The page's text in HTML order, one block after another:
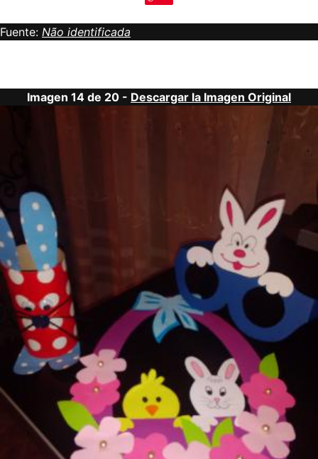
Fuente: Não identificada
Imagen 14 de 20 - Descargar la Imagen Original